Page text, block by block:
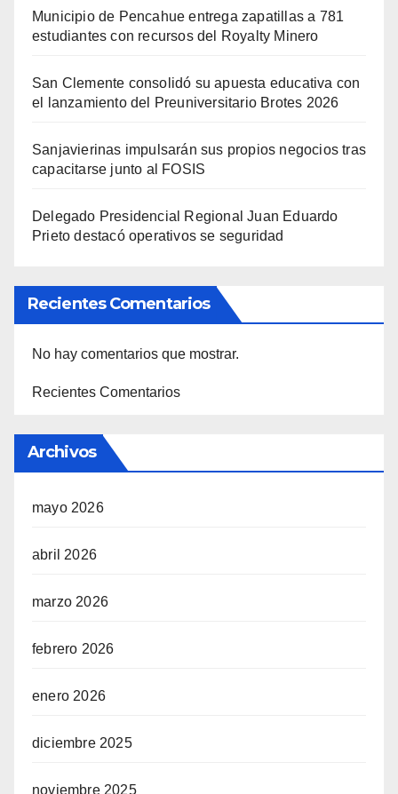
Municipio de Pencahue entrega zapatillas a 781
estudiantes con recursos del Royalty Minero
San Clemente consolidó su apuesta educativa con
el lanzamiento del Preuniversitario Brotes 2026
Sanjavierinas impulsarán sus propios negocios tras
capacitarse junto al FOSIS
Delegado Presidencial Regional Juan Eduardo
Prieto destacó operativos se seguridad
Recientes Comentarios
No hay comentarios que mostrar.
Recientes Comentarios
Archivos
mayo 2026
abril 2026
marzo 2026
febrero 2026
enero 2026
diciembre 2025
noviembre 2025